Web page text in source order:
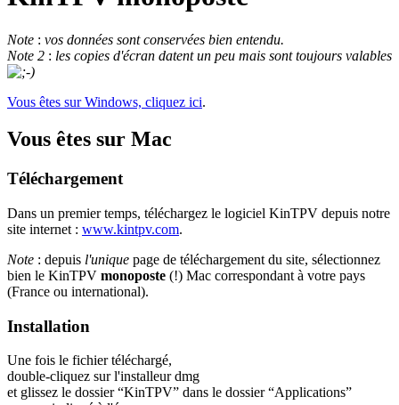
Note : vos données sont conservées bien entendu.
Note 2 : les copies d'écran datent un peu mais sont toujours valables
Vous êtes sur Windows, cliquez ici.
Vous êtes sur Mac
Téléchargement
Dans un premier temps, téléchargez le logiciel KinTPV depuis notre
site internet : www.kintpv.com.
Note : depuis l'unique page de téléchargement du site, sélectionnez
bien le KinTPV monoposte (!) Mac correspondant à votre pays
(France ou international).
Installation
Une fois le fichier téléchargé,
double-cliquez sur l'installeur dmg
et glissez le dossier “KinTPV” dans le dossier “Applications”